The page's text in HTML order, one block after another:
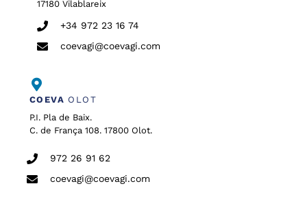
17180 Vilablareix
+34 972 23 16 74
coevagi@coevagi.com
COEVA OLOT
P.I. Pla de Baix.
C. de França 108. 17800 Olot.
972 26 91 62
coevagi@coevagi.com